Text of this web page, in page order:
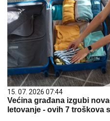
15. 07. 2026 07:44
Većina građana izgubi
letovanje - ovih 7 troškova